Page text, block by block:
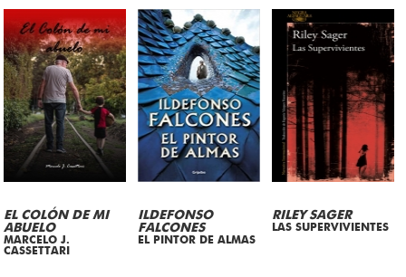
EL COLÓN DE MI
ABUELO
MARCELO J.
CASSETTARI
ILDEFONSO
FALCONES
EL PINTOR DE ALMAS
RILEY SAGER
LAS SUPERVIVIENTES